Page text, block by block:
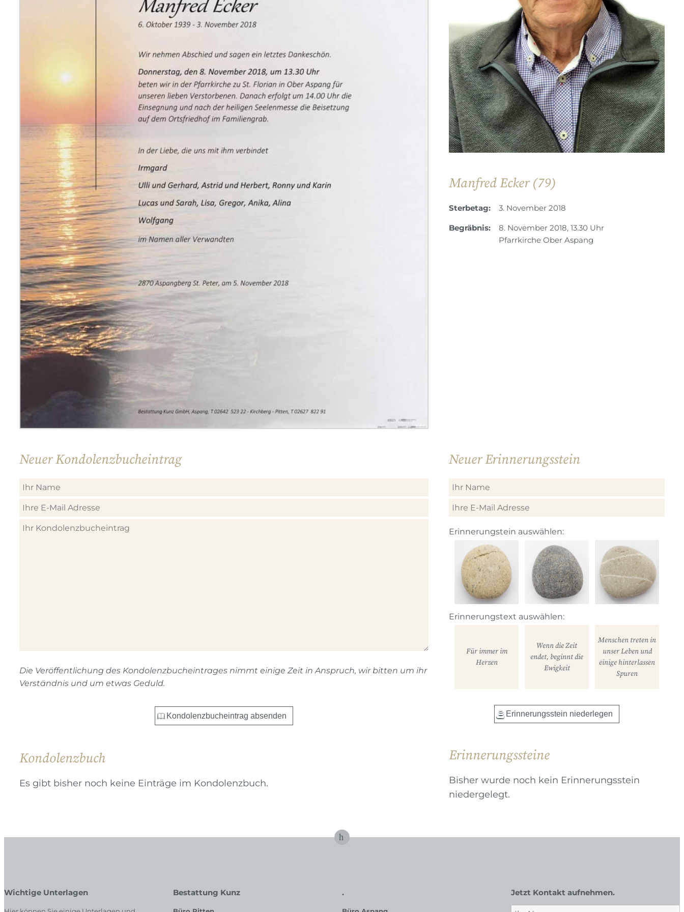
Manfred Ecker (79)
Sterbetag: 3. November 2018
Begräbnis:
8. November 2018, 13.30 Uhr
Pfarrkirche Ober Aspang
Neuer Kondolenzbucheintrag
Die Veröffentlichung des Kondolenzbucheintrages nimmt einige Zeit in Anspruch, wir bitten um ihr
Verständnis und um etwas Geduld.
Kondolenzbuch
Es gibt bisher noch keine Einträge im Kondolenzbuch.
Neuer Erinnerungsstein
Erinnerungstein auswählen:
Erinnerungstext auswählen:
Für immer im
Herzen
Wenn die Zeit
endet, beginnt die
Ewigkeit
Menschen treten in
unser Leben und
einige hinterlassen
Spuren
Erinnerungssteine
Bisher wurde noch kein Erinnerungsstein
niedergelegt.
Wichtige Unterlagen Bestattung Kunz . Jetzt Kontakt aufnehmen.